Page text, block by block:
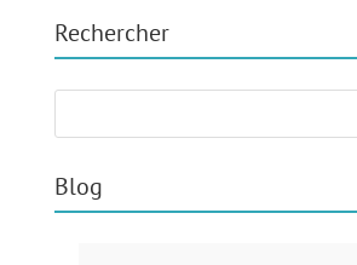
Rechercher
Blog